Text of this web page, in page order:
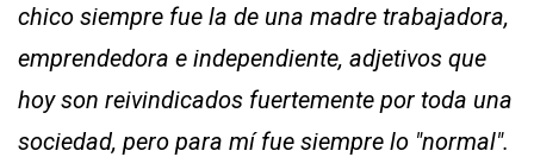
chico siempre fue la de una madre trabajadora,
emprendedora e independiente, adjetivos que
hoy son reivindicados fuertemente por toda una
sociedad, pero para mí fue siempre lo "normal".